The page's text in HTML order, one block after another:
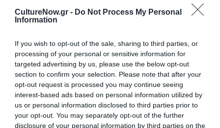
CultureNow.gr - Do Not Process My Personal
Information
If you wish to opt-out of the sale, sharing to third parties, or
processing of your personal or sensitive information for
targeted advertising by us, please use the below opt-out
section to confirm your selection. Please note that after your
opt-out request is processed you may continue seeing
interest-based ads based on personal information utilized by
us or personal information disclosed to third parties prior to
your opt-out. You may separately opt-out of the further
disclosure of your personal information by third parties on the
Νέοι Διαγωνισμοί❯
ΕΚΔΟΣΕΙΣ ΚΕΔΡΟΣ
Newsletter
Κάθε βδομάδα στο e-mail σας τα τελευταία νέα για
την Τέχνη και τον Πολιτισμό!